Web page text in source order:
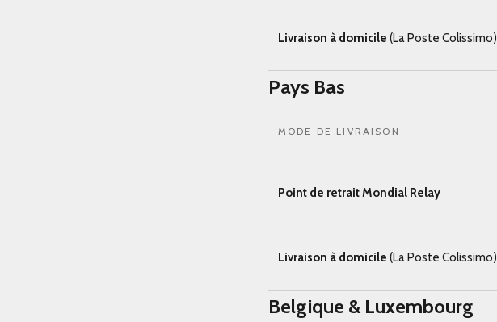
Livraison à domicile (La Poste Colissimo)
Pays Bas
MODE DE LIVRAISON
Point de retrait Mondial Relay
Livraison à domicile (La Poste Colissimo)
Belgique & Luxembourg